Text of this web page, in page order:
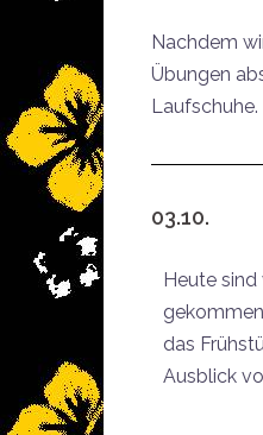
Nachdem
Übungen
03.10.
Heute sind
das
Ausblick